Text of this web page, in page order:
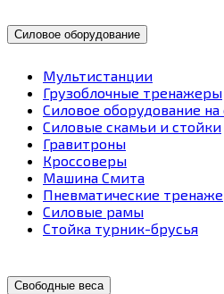
Силовое оборудование
Мультистанции
Грузоблочные тренажеры
Силовое оборудование
Силовые скамьи и стойки
Гравитроны
Кроссоверы
Машина Смита
Пневматические
Силовые рамы
Стойка турник-брусья
Свободные веса